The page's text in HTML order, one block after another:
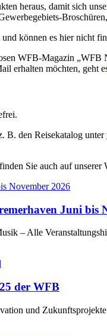
heraus, damit sich
können es hier nicht
WFB-Magazin
erhalten möchten, geht
B. den Reisekatalog unter
finden Sie auch auf unserer
Juni bis
– Alle
der WFB
und